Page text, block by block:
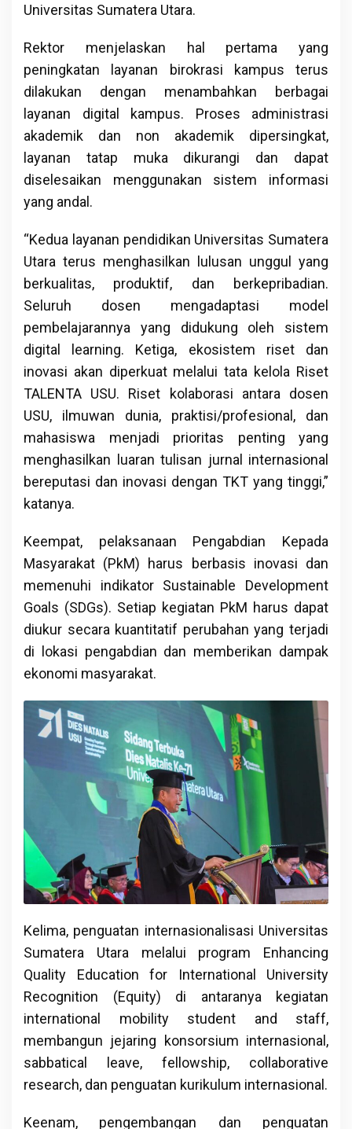
Universitas Sumatera Utara.
Rektor menjelaskan hal pertama yang
peningkatan layanan birokrasi kampus terus
dilakukan dengan menambahkan berbagai
layanan digital kampus. Proses administrasi
akademik dan non akademik dipersingkat,
layanan tatap muka dikurangi dan dapat
diselesaikan menggunakan sistem informasi
yang andal.
“Kedua layanan pendidikan Universitas Sumatera
Utara terus menghasilkan lulusan unggul yang
berkualitas, produktif, dan berkepribadian.
Seluruh dosen mengadaptasi model
pembelajarannya yang didukung oleh sistem
digital learning. Ketiga, ekosistem riset dan
inovasi akan diperkuat melalui tata kelola Riset
TALENTA USU. Riset kolaborasi antara dosen
USU, ilmuwan dunia, praktisi/profesional, dan
mahasiswa menjadi prioritas penting yang
menghasilkan luaran tulisan jurnal internasional
bereputasi dan inovasi dengan TKT yang tinggi,”
katanya.
Keempat, pelaksanaan Pengabdian Kepada
Masyarakat (PkM) harus berbasis inovasi dan
memenuhi indikator Sustainable Development
Goals (SDGs). Setiap kegiatan PkM harus dapat
diukur secara kuantitatif perubahan yang terjadi
di lokasi pengabdian dan memberikan dampak
ekonomi masyarakat.
Kelima, penguatan internasionalisasi Universitas
Sumatera Utara melalui program Enhancing
Quality Education for International University
Recognition (Equity) di antaranya kegiatan
international mobility student and staff,
membangun jejaring konsorsium internasional,
sabbatical leave, fellowship, collaborative
research, dan penguatan kurikulum internasional.
Keenam, pengembangan dan penguatan